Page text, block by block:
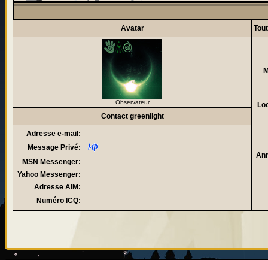
Avatar
Observateur
Contact greenlight
Adresse e-mail:
Message Privé:
MSN Messenger:
Yahoo Messenger:
Adresse AIM:
Numéro ICQ: